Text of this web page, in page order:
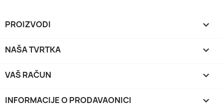
PROIZVODI 
NAŠA TVRTKA 
VAŠ RAČUN 
INFORMACIJE O PRODAVAONICI keyboard_arrow_down